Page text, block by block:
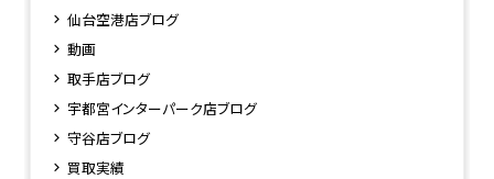
仙台空港店ブログ
動画
取手店ブログ
宇都宮インターパーク店ブログ
守谷店ブログ
買取実績